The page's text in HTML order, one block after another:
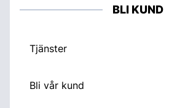
BLI KUND
Tjänster
Bli vår kund